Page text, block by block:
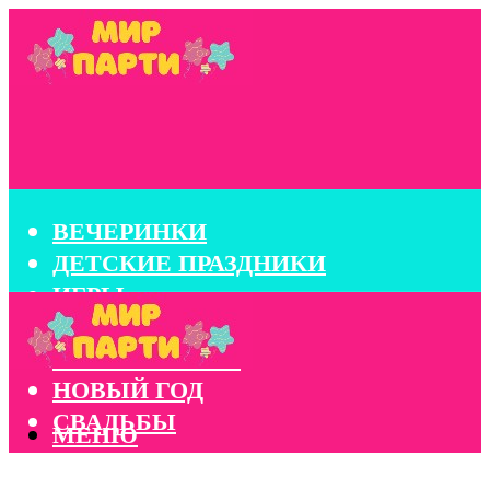
ВЕЧЕРИНКИ
ДЕТСКИЕ ПРАЗДНИКИ
ИГРЫ
КОНКУРСЫ
КОРПОРАТИВЫ
НОВЫЙ ГОД
СВАДЬБЫ
МЕНЮ